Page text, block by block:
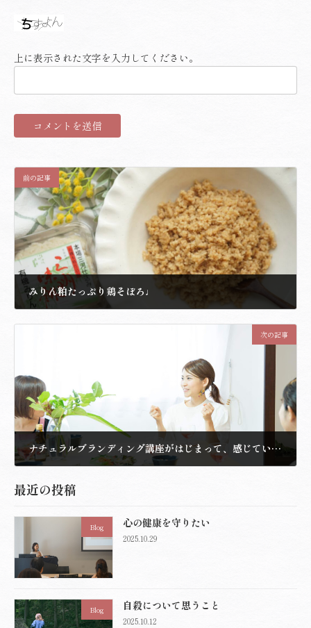
上に表示された文字を入力してください。
前の記事
みりん粕たっぷり鶏そぼろ♩
次の記事
ナチュラルブランディング講座がはじまって、感じている自分の変化
最近の投稿
Blog 心の健康を守りたい
2025.10.29
Blog 自殺について思うこと
2025.10.12